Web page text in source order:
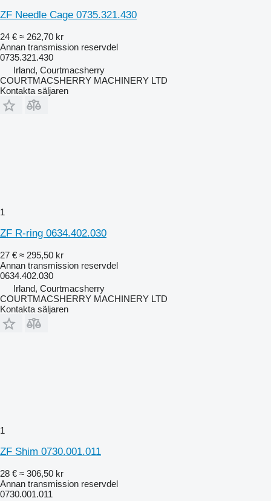
ZF Needle Cage 0735.321.430
24 € ≈ 262,70 kr
Annan transmission reservdel
0735.321.430
Irland, Courtmacsherry
COURTMACSHERRY MACHINERY LTD
Kontakta säljaren
1
ZF R-ring 0634.402.030
27 € ≈ 295,50 kr
Annan transmission reservdel
0634.402.030
Irland, Courtmacsherry
COURTMACSHERRY MACHINERY LTD
Kontakta säljaren
1
ZF Shim 0730.001.011
28 € ≈ 306,50 kr
Annan transmission reservdel
0730.001.011